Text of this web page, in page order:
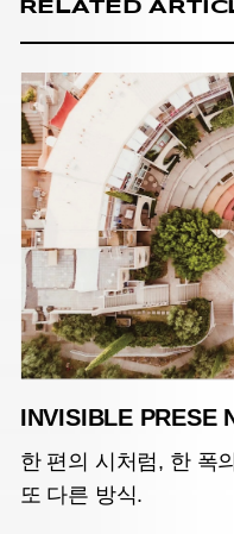
RELATED
INVISIBLE PRESE
한 편의 시처럼, 한 폭
또 다른 방식.